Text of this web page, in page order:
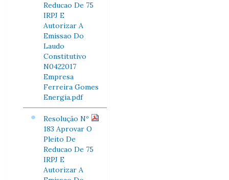
Reducao De 75
IRPJ E
Autorizar A
Emissao Do
Laudo
Constitutivo
N0422017
Empresa
Ferreira Gomes
Energia.pdf
Resolução Nº
183 Aprovar O
Pleito De
Reducao De 75
IRPJ E
Autorizar A